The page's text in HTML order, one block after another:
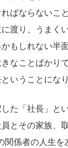
ばならないこ
渡り、うまく
もしれない半
なことばかり
いうことになり
た「社長」と
とその家族、
関係者の人生を